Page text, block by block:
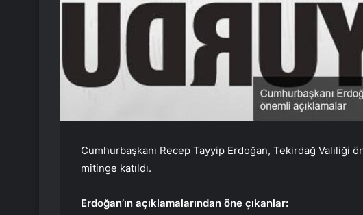
Cumhurbaşkanı Recep Tayyip Erdoğan, Tekirdağ Valiliği
mitinge katıldı.
Erdoğan’ın açıklamalarından öne çıkanlar: